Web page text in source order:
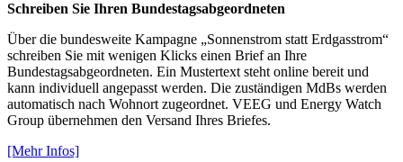
Schreiben Sie Ihren Bundestagsabgeordneten
Über die bundesweite Kampagne „Sonnenstrom statt Erdgasstrom“
schreiben Sie mit wenigen Klicks einen Brief an Ihre
Bundestagsabgeordneten. Ein Mustertext steht online bereit und
kann individuell angepasst werden. Die zuständigen MdBs werden
automatisch nach Wohnort zugeordnet. VEEG und Energy Watch
Group übernehmen den Versand Ihres Briefes.
[Mehr Infos]